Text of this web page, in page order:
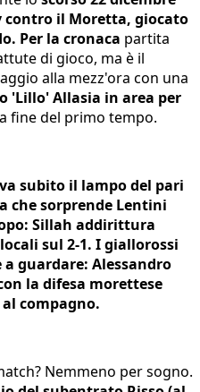
contro il Moretta, giocato
Per la cronaca partita
di gioco, ma è il
alla mezz'ora con una
'Lillo' Allasia in area per
fine del primo tempo.
subito il lampo del pari
che sorprende Lentini
Sillah addirittura
sul 2-1. I giallorossi
guardare: Alessandro
la difesa morettese
compagno.
Nemmeno per sogno.